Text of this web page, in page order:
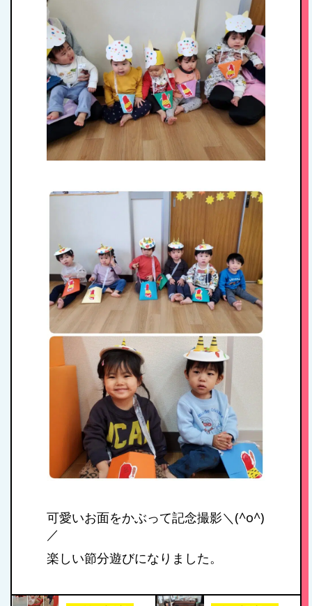
HOME
私たちの思い・教
育方針
1日のスケジュール
年間行事
施設紹介・園概要
入園案内
病児保育について
可愛いお面をかぶって記念撮影＼(^o^)
／
楽しい節分遊びになりました。